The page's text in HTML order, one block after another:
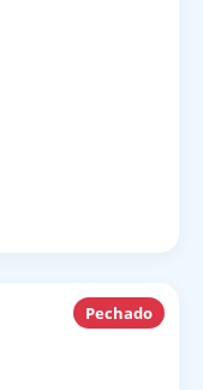
Pechado